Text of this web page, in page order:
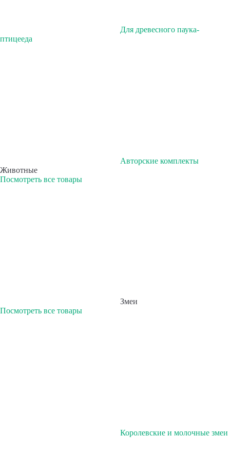
Для древесного паука-
птицееда
Авторские комплекты
Животные
Посмотреть все товары
Змеи
Посмотреть все товары
Королевские и молочные змеи